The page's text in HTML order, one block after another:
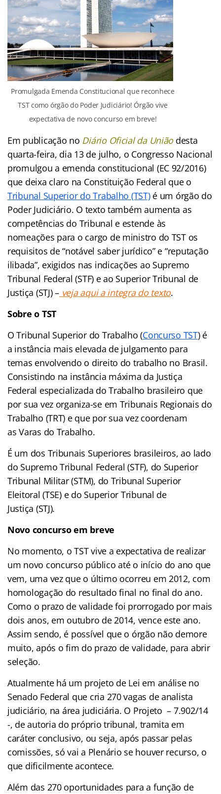
Promulgada Emenda Constitucional que reconhece
TST como órgão do Poder Judiciário! Órgão vive
expectativa de novo concurso em breve!
Em publicação no Diário Oficial da Uniãodesta
quarta-feira, dia 13 de julho, o Congresso Nacional
promulgou a emenda constitucional (EC 92/2016)
que deixa claro na Constituição Federal que o
Tribunal Superior do Trabalho (TST)é um órgão do
Poder Judiciário. O texto também aumenta as
competências do Tribunal e estende às
nomeações para o cargo de ministro do TST os
requisitos de “notável saber jurídico” e “reputação
ilibada”, exigidos nas indicações ao Supremo
Tribunal Federal (STF) e ao Superior Tribunal de
Justiça (STJ) –veja aqui a integra do texto.
Sobre o TST
O Tribunal Superior do Trabalho (Concurso TST) é
a instância mais elevada de julgamento para
temas envolvendo o direito do trabalho no Brasil.
Consistindo na instância máxima da Justiça
Federal especializada do Trabalho brasileiro que
por sua vez organiza-se em Tribunais Regionais do
Trabalho (TRT) e que por sua vez coordenam
as Varas do Trabalho.
É um dos Tribunais Superiores brasileiros, ao lado
do Supremo Tribunal Federal (STF), do Superior
Tribunal Militar (STM), do Tribunal Superior
Eleitoral (TSE) e do Superior Tribunal de
Justiça (STJ).
Novo concurso em breve
No momento, o TST vive a expectativa de realizar
um novo concurso público até o início do ano que
vem, uma vez que o último ocorreu em 2012, com
homologação do resultado final no final do ano.
Como o prazo de validade foi prorrogado por mais
dois anos, em outubro de 2014, vence este ano.
Assim sendo, é possível que o órgão não demore
muito, após o fim do prazo de validade, para abrir
seleção.
Atualmente há um projeto de Lei em análise no
Senado Federal que cria 270 vagas de analista
judiciário, na área judiciária. O Projeto – 7.902/14
-, de autoria do próprio tribunal, tramita em
caráter conclusivo, ou seja, após passar pelas
comissões, só vai a Plenário se houver recurso, o
que dificilmente acontece.
Além das 270 oportunidades para a função de